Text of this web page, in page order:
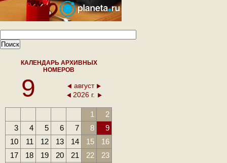
КАЛЕНДАРЬ АРХИВНЫХ
НОМЕРОВ
9
август
2026 г.
1
2
3
4 5 6 7 8
9
10
11 12 13 14 15
16
17
18 19 20 21 22
23